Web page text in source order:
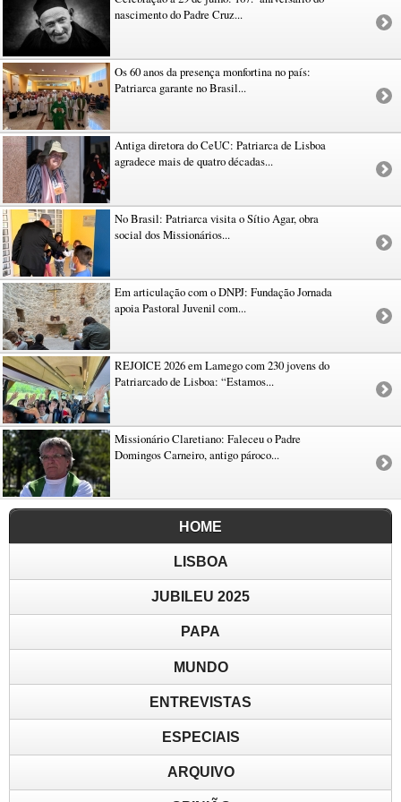
nascimento do Padre Cruz...
Os 60 anos da presença monfortina no país:
Patriarca garante no Brasil...
Antiga diretora do CeUC: Patriarca de Lisboa
agradece mais de quatro décadas...
No Brasil: Patriarca visita o Sítio Agar, obra
social dos Missionários...
Em articulação com o DNPJ: Fundação Jornada
apoia Pastoral Juvenil com...
REJOICE 2026 em Lamego com 230 jovens do
Patriarcado de Lisboa: “Estamos...
Missionário Claretiano: Faleceu o Padre
Domingos Carneiro, antigo pároco...
HOME
LISBOA
JUBILEU 2025
PAPA
MUNDO
ENTREVISTAS
ESPECIAIS
ARQUIVO